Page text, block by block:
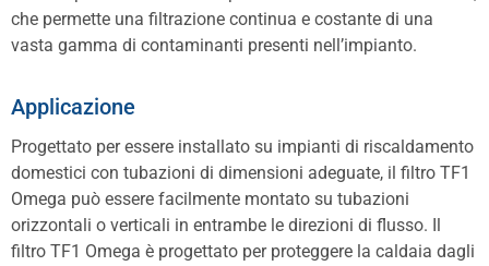
che permette una filtrazione continua e costante di una
vasta gamma di contaminanti presenti nell’impianto.
Applicazione
Progettato per essere installato su impianti di riscaldamento
domestici con tubazioni di dimensioni adeguate, il filtro TF1
Omega può essere facilmente montato su tubazioni
orizzontali o verticali in entrambe le direzioni di flusso. Il
filtro TF1 Omega è progettato per proteggere la caldaia dagli